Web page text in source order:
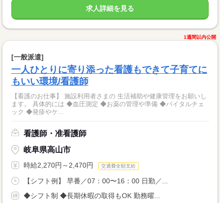
求人詳細を見る
1週間以内公開
[一般派遣]
一人ひとりに寄り添った看護もできて子育てに
もいい環境/看護師
【看護のお仕事】 施設利用者さまの 生活補助や健康管理をお願いし
ます。 具体的には ◆血圧測定 ◆お薬の管理や準備 ◆バイタルチェ
ック ◆発疹やケ...
看護師・准看護師
岐阜県高山市
時給2,270円～2,470円 交通費全額支給
【シフト例】 早番／07：00〜16：00 日勤／...
◆シフト制 ◆長期休暇の取得もOK 勤務曜...